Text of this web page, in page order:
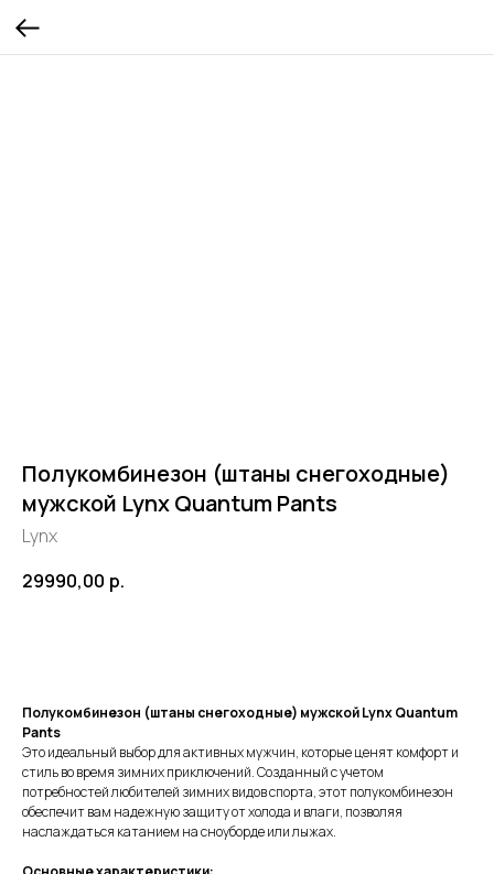
Полукомбинезон (штаны снегоходные)
мужской Lynx Quantum Pants
Lynx
29990,00 р.
Полукомбинезон (штаны снегоходные) мужской Lynx Quantum
Pants
Это идеальный выбор для активных мужчин, которые ценят комфорт и
стиль во время зимних приключений. Созданный с учетом
потребностей любителей зимних видов спорта, этот полукомбинезон
обеспечит вам надежную защиту от холода и влаги, позволяя
наслаждаться катанием на сноуборде или лыжах.